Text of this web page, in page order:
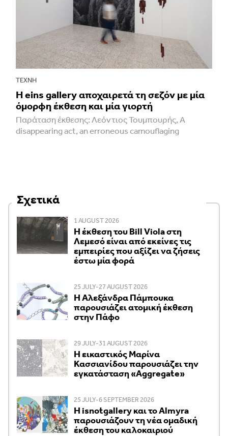
ΤΈΧΝΗ
H eins gallery αποχαιρετά τη σεζόν με μία
όμορφη έκθεση και μία γιορτή
Παράταση έκθεσης: Λεόντιος Τουμπουρής, A
disappearing act, an erroneous camouflaging
Σχετικά
1 AUGUST 2026
Η έκθεση του Bill Viola στη
Λεμεσό είναι από εκείνες τις
εμπειρίες που αξίζει να ζήσεις
έστω μία φορά
25 JULY-27 AUGUST 2026
Η Αλεξάνδρα Πάμπουκα
παρουσιάζει ατομική έκθεση
στην Πάφο
29 JULY-31 AUGUST 2026
Η εικαστικός Μαρίνα
Κασσιανίδου παρουσιάζει την
εγκατάσταση «Aggregate»
25 JULY-6 SEPTEMBER 2026
Η isnotgallery και το Almyra
παρουσιάζουν τη νέα ομαδική
έκθεση του καλοκαιριού